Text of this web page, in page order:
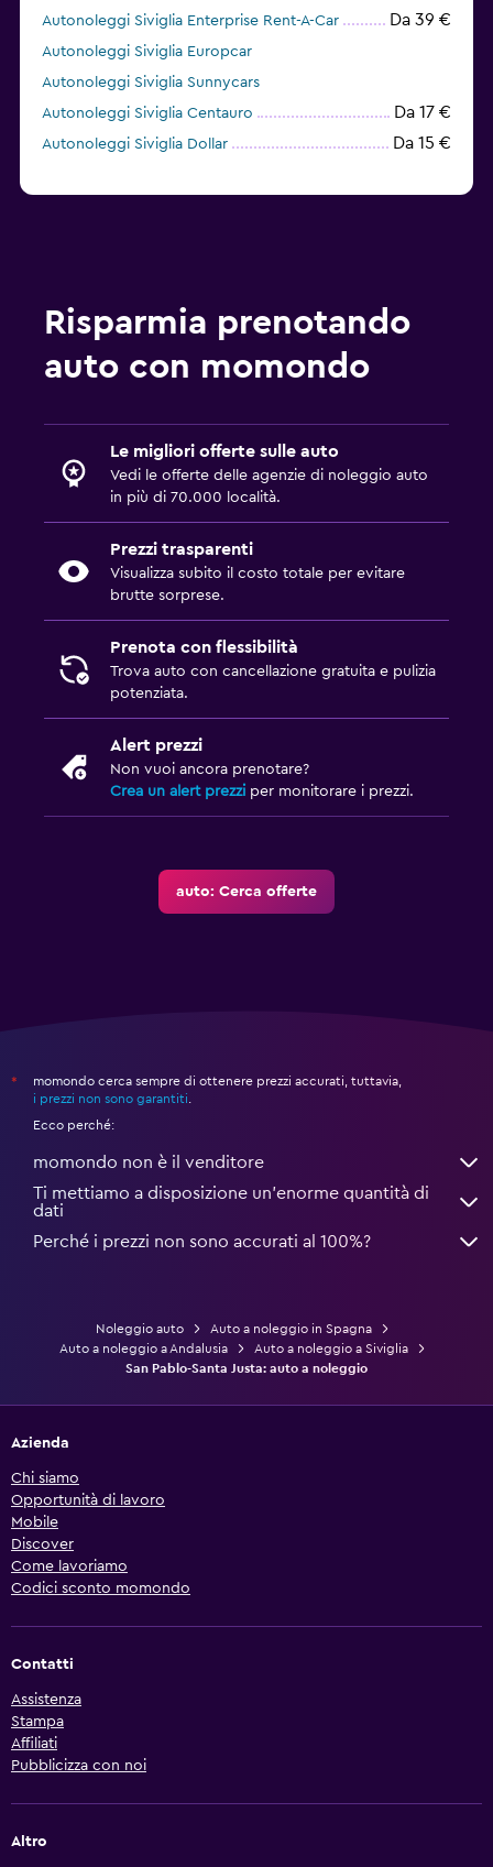
Autonoleggi Siviglia Enterprise Rent-A-Car
Da 39 €
Autonoleggi Siviglia Europcar
Autonoleggi Siviglia Sunnycars
Autonoleggi Siviglia Centauro
Da 17 €
Autonoleggi Siviglia Dollar Da 15 €
Risparmia prenotando
auto con momondo
Le migliori offerte sulle auto
Vedi le offerte delle agenzie di noleggio auto
in più di 70.000 località.
Prezzi trasparenti
Visualizza subito il costo totale per evitare
brutte sorprese.
Prenota con flessibilità
Trova auto con cancellazione gratuita e pulizia
potenziata.
Alert prezzi
Non vuoi ancora prenotare?
Crea un alert prezzi per monitorare i prezzi.
auto: Cerca offerte
*
momondo cerca sempre di ottenere prezzi accurati, tuttavia,
i prezzi non sono garantiti.
Ecco perché:
momondo non è il venditore
Ti mettiamo a disposizione un’enorme quantità di
dati
Perché i prezzi non sono accurati al 100%?
Noleggio auto
Auto a noleggio in Spagna
Auto a noleggio a Andalusia
Auto a noleggio a Siviglia
San Pablo-Santa Justa: auto a noleggio
Azienda
Chi siamo
Opportunità di lavoro
Mobile
Discover
Come lavoriamo
Codici sconto momondo
Contatti
Assistenza
Stampa
Affiliati
Pubblicizza con noi
Altro